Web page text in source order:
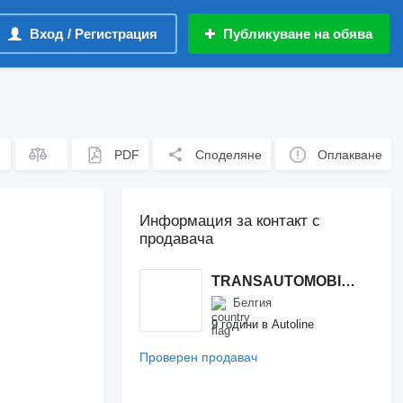
Вход / Регистрация Публикуване на обява
PDF Споделяне Оплакване
Информация за контакт с
продавача
TRANSAUTOMOBILE
Белгия
9 години в Autoline
Проверен продавач